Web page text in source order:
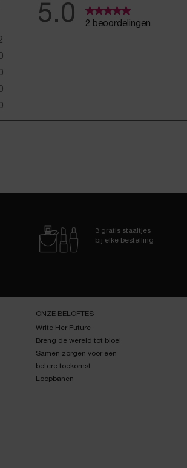
3 gratis staaltjes
bij elke bestelling
ONZE BELOFTES
Write Her Future
Breng de wereld tot bloei
Samen zorgen voor een
betere toekomst
Loopbanen